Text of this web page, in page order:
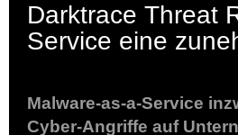
Darktrace Threat
Service eine
Malware-as-a-Service
Cyber-Angriffe auf